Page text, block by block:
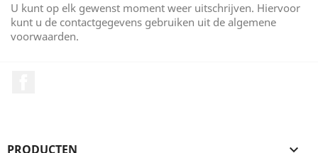
U kunt op elk gewenst moment weer uitschrijven. Hiervoor
kunt u de contactgegevens gebruiken uit de algemene
voorwaarden.
PRODUCTEN